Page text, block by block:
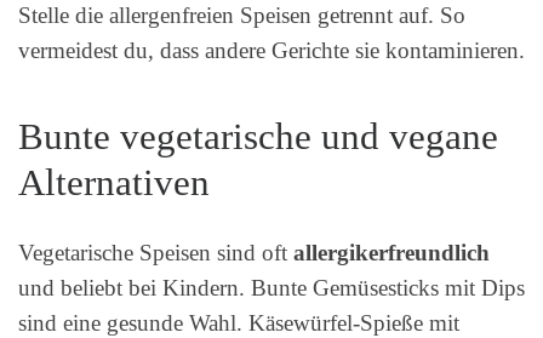
Stelle die allergenfreien Speisen getrennt auf. So
vermeidest du, dass andere Gerichte sie kontaminieren.
Bunte vegetarische und vegane
Alternativen
Vegetarische Speisen sind oft allergikerfreundlich
und beliebt bei Kindern. Bunte Gemüsesticks mit Dips
sind eine gesunde Wahl. Käsewürfel-Spieße mit